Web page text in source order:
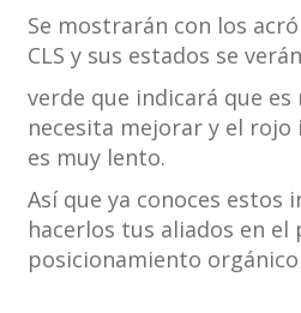
Se mostrarán con los
CLS y sus estados se
verde que indicará que
necesita mejorar y el
es muy lento.
Así que ya conoces estos
hacerlos tus aliados en el
posicionamiento